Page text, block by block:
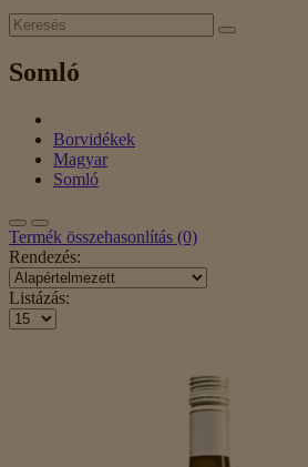
Somló
Borvidékek
Magyar
Somló
Termék összehasonlítás (0)
Rendezés:
Listázás: